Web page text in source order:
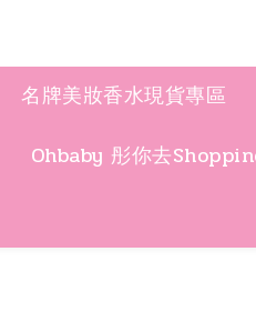
名牌美妝香水現貨專區
Ohbaby 彤你去